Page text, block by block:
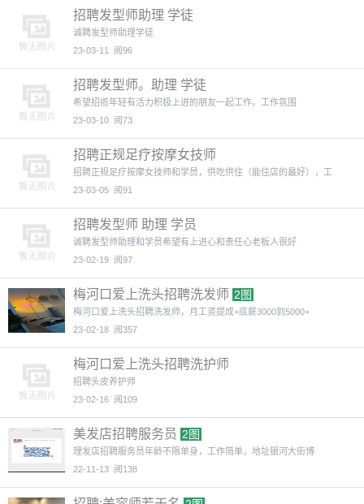
招聘发型师助理 学徒
诚聘发型师助理学徒
23-03-11
阅96
招聘发型师。助理 学徒
希望招揽年轻有活力积极上进的朋友一起工作。工作氛围
23-03-10 阅73
招聘正规足疗按摩女技师
招聘正规足疗按摩女技师和学员，供吃供住（能住店的最好），工
23-03-05 阅91
招聘发型师 助理 学员
诚聘发型师助理和学员希望有上进心和责任心老板人很好
23-02-19 阅97
梅河口爱上洗头招聘洗发师 2图
梅河口爱上洗头招聘洗发师，月工资提成+底薪3000到5000+
23-02-18 阅357
梅河口爱上洗头招聘洗护师
招聘头皮养护师
23-02-16 阅109
美发店招聘服务员 2图
理发店招聘服务员年龄不限单身，工作简单，地址银河大街博
22-11-13 阅138